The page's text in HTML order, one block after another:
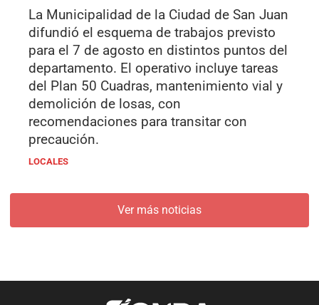
La Municipalidad de la Ciudad de San Juan
difundió el esquema de trabajos previsto
para el 7 de agosto en distintos puntos del
departamento. El operativo incluye tareas
del Plan 50 Cuadras, mantenimiento vial y
demolición de losas, con
recomendaciones para transitar con
precaución.
LOCALES
Ver más noticias